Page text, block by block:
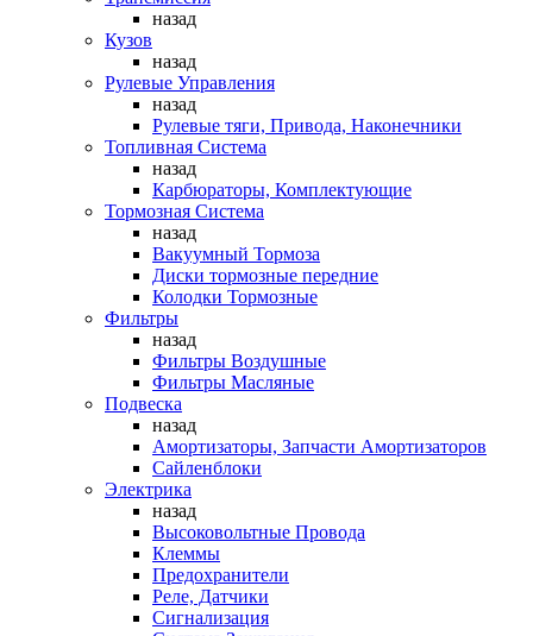
назад
Кузов
назад
Рулевые Управления
назад
Рулевые тяги, Привода, Наконечники
Топливная Система
назад
Карбюраторы, Комплектующие
Тормозная Система
назад
Вакуумный Тормоза
Диски тормозные передние
Колодки Тормозные
Фильтры
назад
Фильтры Воздушные
Фильтры Масляные
Подвеска
назад
Амортизаторы, Запчасти Амортизаторов
Сайленблоки
Электрика
назад
Высоковольтные Провода
Клеммы
Предохранители
Реле, Датчики
Сигнализация